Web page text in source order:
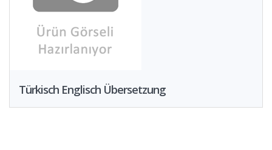
Türkisch Englisch Übersetzung